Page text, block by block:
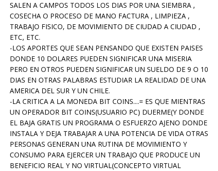
SALEN A CAMPOS TODOS LOS DIAS POR UNA SIEMBRA ,
COSECHA O PROCESO DE MANO FACTURA , LIMPIEZA ,
TRABAJO FISICO, DE MOVIMIENTO DE CIUDAD A CIUDAD ,
ETC, ETC.
-LOS APORTES QUE SEAN PENSANDO QUE EXISTEN PAISES
DONDE 10 DOLARES PUEDEN SIGNIFICAR UNA MISERIA
PERO EN OTROS PUEDEN SIGNIFICAR UN SUELDO DE 9 O 10
DIAS EN OTRAS PALABRAS ESTUDIAR LA REALIDAD DE UNA
AMERICA DEL SUR Y UN CHILE.
-LA CRITICA A LA MONEDA BIT COINS....= ES QUE MIENTRAS
UN OPERADOR BIT COINS(USUARIO PC) DUERME(Y DONDE
EL BAJA GRATIS UN PROGRAMA O ESFUERZO AJENO DONDE
INSTALA Y DEJA TRABAJAR A UNA POTENCIA DE VIDA OTRAS
PERSONAS GENERAN UNA RUTINA DE MOVIMIENTO Y
CONSUMO PARA EJERCER UN TRABAJO QUE PRODUCE UN
BENEFICIO REAL Y NO VIRTUAL(CONCEPTO VIRTUAL